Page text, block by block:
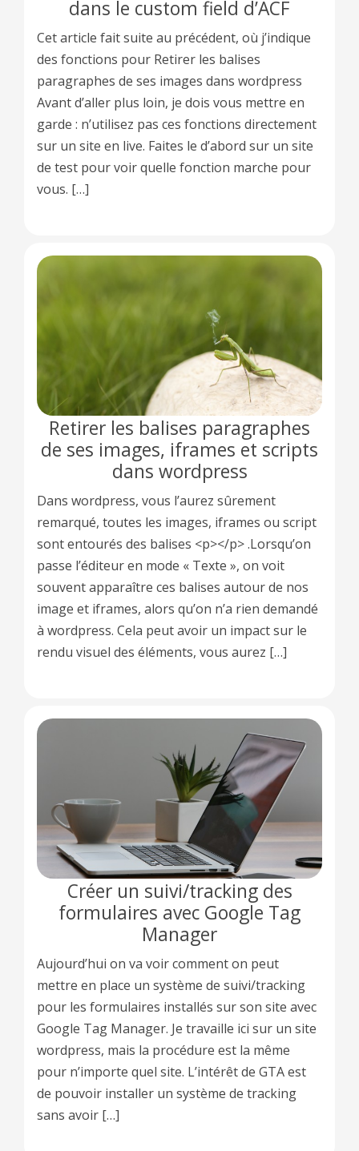
dans le custom field d’ACF
Cet article fait suite au précédent, où j’indique
des fonctions pour Retirer les balises
paragraphes de ses images dans wordpress
Avant d’aller plus loin, je dois vous mettre en
garde : n’utilisez pas ces fonctions directement
sur un site en live. Faites le d’abord sur un site
de test pour voir quelle fonction marche pour
vous. […]
Retirer les balises paragraphes
de ses images, iframes et scripts
dans wordpress
Dans wordpress, vous l’aurez sûrement
remarqué, toutes les images, iframes ou script
sont entourés des balises <p></p> .Lorsqu’on
passe l’éditeur en mode « Texte », on voit
souvent apparaître ces balises autour de nos
image et iframes, alors qu’on n’a rien demandé
à wordpress. Cela peut avoir un impact sur le
rendu visuel des éléments, vous aurez […]
Créer un suivi/tracking des
formulaires avec Google Tag
Manager
Aujourd’hui on va voir comment on peut
mettre en place un système de suivi/tracking
pour les formulaires installés sur son site avec
Google Tag Manager. Je travaille ici sur un site
wordpress, mais la procédure est la même
pour n’importe quel site. L’intérêt de GTA est
de pouvoir installer un système de tracking
sans avoir […]